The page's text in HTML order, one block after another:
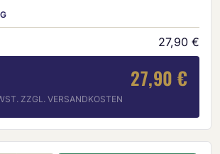
27,90 €
27,90 €
ZZGL. VERSANDKOSTEN